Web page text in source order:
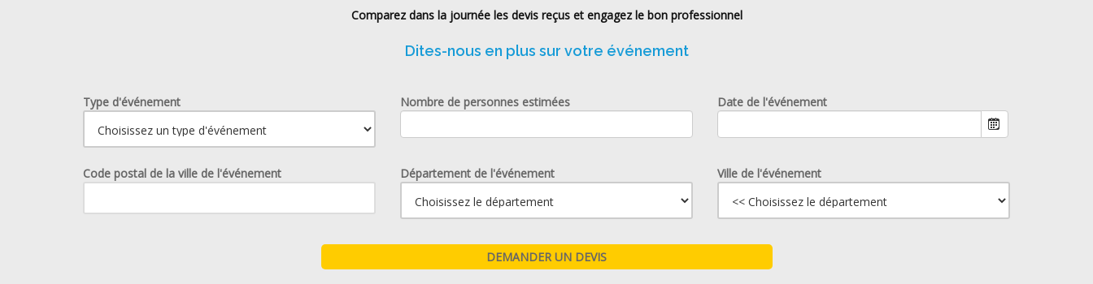
Comparez dans la journée les devis reçus et engagez le bon professionnel
Dites-nous en plus sur votre événement
Type d'événement Nombre de personnes estimées
Date de l'événement
Code postal de la ville de l'événement Département de l'événement Ville de l'événement